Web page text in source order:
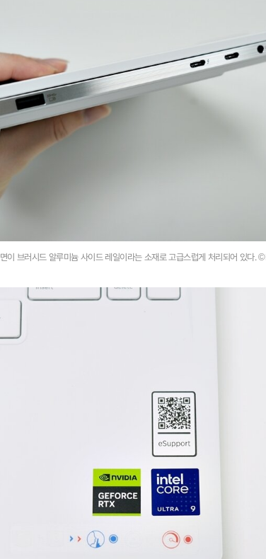
이 브러시드 알루미늄 사이드 레일이라는 소재로 고급스럽게 처리되어 있다.